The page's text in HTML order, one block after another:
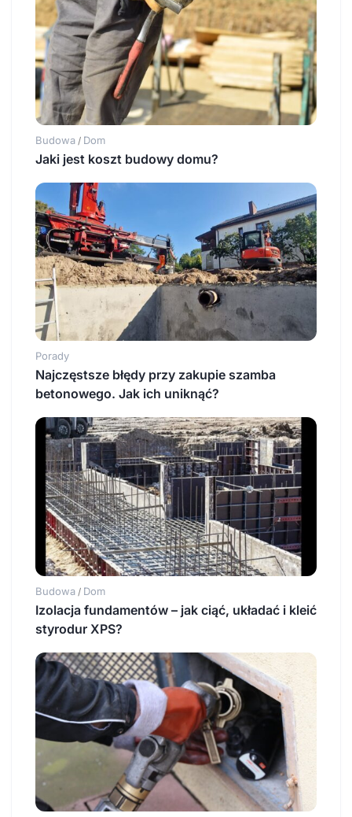
Budowa / Dom
Jaki jest koszt budowy domu?
Porady
Najczęstsze błędy przy zakupie szamba
betonowego. Jak ich uniknąć?
Budowa / Dom
Izolacja fundamentów – jak ciąć, układać i kleić
styrodur XPS?